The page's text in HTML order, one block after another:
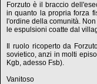
Forzuto è il braccio
in quanto la propria forza
l'ordine della comunità.
le espulsioni coatte dal
Il ruolo ricoperto da
sovietico, anzi in molti
Kgb, adesso Fsb).
Vanitoso